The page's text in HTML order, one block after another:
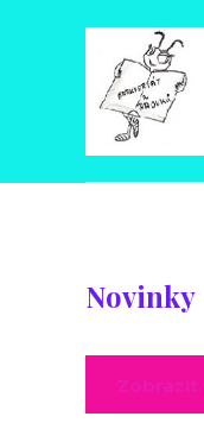
Novinky